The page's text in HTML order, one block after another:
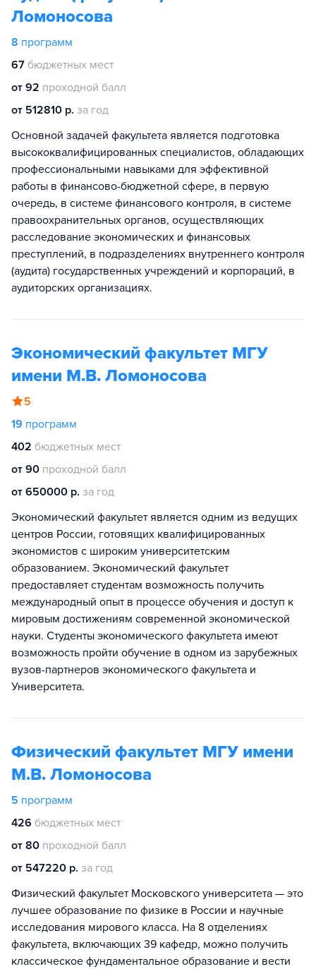
Ломоносова
8 программ
67 бюджетных мест
от 92 проходной балл
от 512810 р. за год
Основной задачей факультета является подготовка
высококвалифицированных специалистов, обладающих
профессиональными навыками для эффективной
работы в финансово-бюджетной сфере, в первую
очередь, в системе финансового контроля, в системе
правоохранительных органов, осуществляющих
расследование экономических и финансовых
преступлений, в подразделениях внутреннего контроля
(аудита) государственных учреждений и корпораций, в
аудиторских организациях.
Экономический факультет МГУ
имени М.В. Ломоносова
5
19 программ
402 бюджетных мест
от 90 проходной балл
от 650000 р. за год
Экономический факультет является одним из ведущих
центров России, готовящих квалифицированных
экономистов с широким университетским
образованием. Экономический факультет
предоставляет студентам возможность получить
международный опыт в процессе обучения и доступ к
мировым достижениям современной экономической
науки. Студенты экономического факультета имеют
возможность пройти обучение в одном из зарубежных
вузов-партнеров экономического факультета и
Университета.
Физический факультет МГУ имени
М.В. Ломоносова
5 программ
426 бюджетных мест
от 80 проходной балл
от 547220 р. за год
Физический факультет Московского университета — это
лучшее образование по физике в России и научные
исследования мирового класса. На 8 отделениях
факультета, включающих 39 кафедр, можно получить
классическое фундаментальное образование и вести